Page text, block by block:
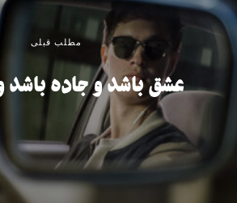
مطلب قبلی
عشق باشد و جاده